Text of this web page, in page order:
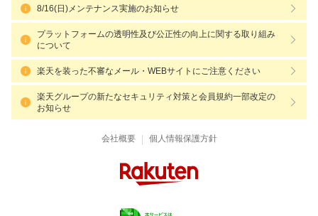
8/16(日)メンテナンス実施のお知らせ
プラットフォームの透明性及び公正性の向上に関する取り組み
について
楽天を装った不審なメール・WEBサイトにご注意ください
楽天グループの新たなセキュリティ対策と会員規約一部改定の
お知らせ
会社概要 | 個人情報保護方針